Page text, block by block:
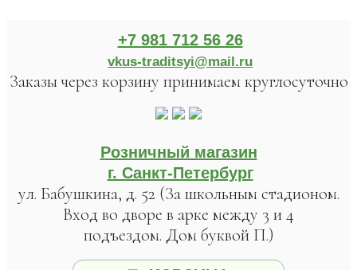
+7 981 712 56 26
vkus-traditsyi@mail.ru
Заказы через корзину принимаем круглосуточно
Розничный магазин
г. Санкт-Петербург
ул. Бабушкина, д. 52 (За школьным стадионом.
Вход во дворе в арке между 3 и 4
подъездом. Дом буквой П.)